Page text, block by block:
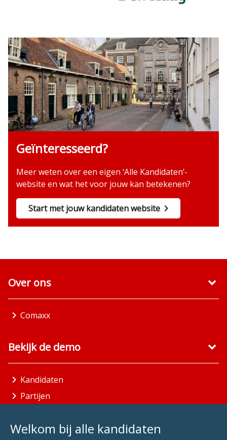
Geïnteresseerd?
Meer weten over een eigen ‘Alle Kandidaten’-
website en wat het voor jouw kan betekenen?
Start met jouw kandidaten website
Welkom bij alle kandidaten
Over ons
Comaxx
Bekijk de demo
Kandidaten
Partijen
Aandachtsgebieden